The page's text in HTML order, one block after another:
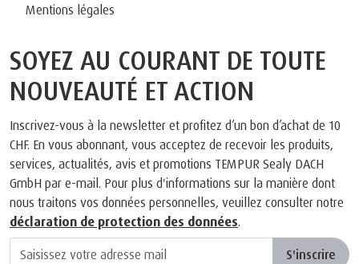
Mentions légales
SOYEZ AU COURANT DE TOUTE
NOUVEAUTÉ ET ACTION
Inscrivez-vous à la newsletter et profitez d’un bon d’achat de 10
CHF. En vous abonnant, vous acceptez de recevoir les produits,
services, actualités, avis et promotions TEMPUR Sealy DACH
GmbH par e-mail. Pour plus d'informations sur la manière dont
nous traitons vos données personnelles, veuillez consulter notre
déclaration de protection des données.
S'inscrire